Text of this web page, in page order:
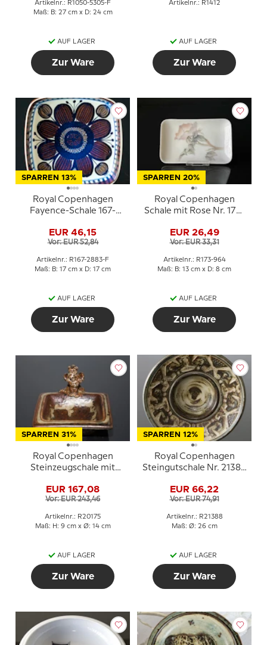
Artikelnr.: R1050-5305-F
Maß: B: 27 cm x D: 24 cm
AUF LAGER
Zur Ware
Artikelnr.: R1412
AUF LAGER
Zur Ware
SPARREN 13%
Royal Copenhagen
Fayence-Schale 167-
EUR 46,15
Vor: EUR 52,84
Artikelnr.: R167-2883-F
Maß: B: 17 cm x D: 17 cm
AUF LAGER
Zur Ware
SPARREN 20%
Royal Copenhagen
Schale mit Rose Nr. 173-
EUR 26,49
Vor: EUR 33,31
Artikelnr.: R173-964
Maß: B: 13 cm x D: 8 cm
AUF LAGER
Zur Ware
SPARREN 31%
Royal Copenhagen
Steinzeugschale mit
Willumsen
EUR 167,08
Vor: EUR 243,46
Artikelnr.: R20175
Maß: H: 9 cm x Ø: 14 cm
AUF LAGER
Zur Ware
SPARREN 12%
Royal Copenhagen
Steingutschale Nr. 21388
EUR 66,22
Vor: EUR 74,91
Artikelnr.: R21388
Maß: Ø: 26 cm
AUF LAGER
Zur Ware